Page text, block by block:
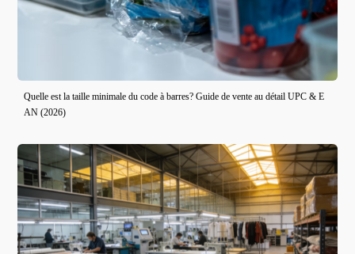
Quelle est la taille minimale du code à barres? Guide de vente au détail UPC & E
AN (2026)